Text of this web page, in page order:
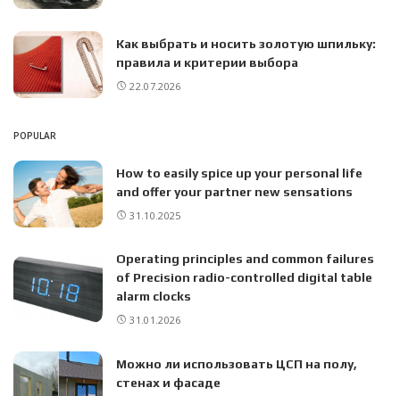
Как выбрать и носить золотую шпильку:
правила и критерии выбора
22.07.2026
POPULAR
How to easily spice up your personal life
and offer your partner new sensations
31.10.2025
Operating principles and common failures
of Precision radio-controlled digital table
alarm clocks
31.01.2026
Можно ли использовать ЦСП на полу,
стенах и фасаде